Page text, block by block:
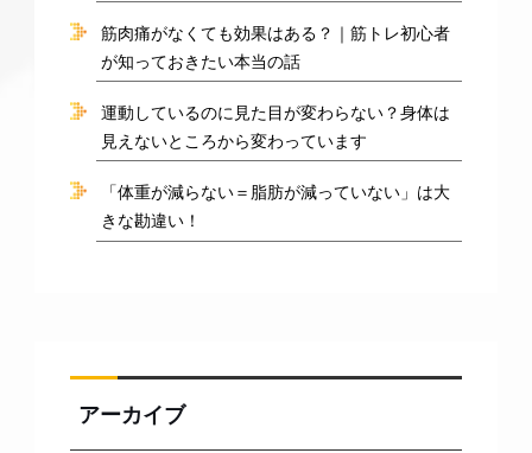
筋肉痛がなくても効果はある？｜筋トレ初心者
が知っておきたい本当の話
運動しているのに見た目が変わらない？身体は
見えないところから変わっています
「体重が減らない＝脂肪が減っていない」は大
きな勘違い！
アーカイブ